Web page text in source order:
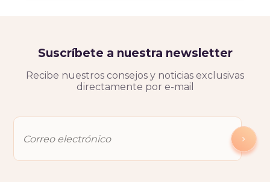
Suscríbete a nuestra newsletter
Recibe nuestros consejos y noticias exclusivas
directamente por e-mail